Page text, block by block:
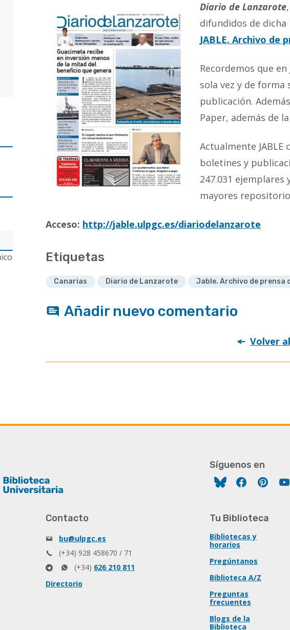
Diario de Lanzarote
difundidos de
JABLE. Archivo de
Recordemos que
sola vez y de
publicación.
Paper, además de
Actualmente
boletines y
247.031 ejemplares
mayores
Acceso: http://jable.ulpgc.es/diariodelanzarote
Etiquetas
Canarias Diario de Lanzarote Jable. Archivo de prensa
Añadir nuevo comentario
Volver
Síguenos en
Facebook
Contacto
bu@ulpgc.es
(+34) 928 458670 / 71
(+34) 626 210 811
Directorio
Tu Biblioteca
Bibliotecas y
horarios
Pregúntanos
Biblioteca A/Z
Preguntas
frecuentes
Blogs de la
Biblioteca